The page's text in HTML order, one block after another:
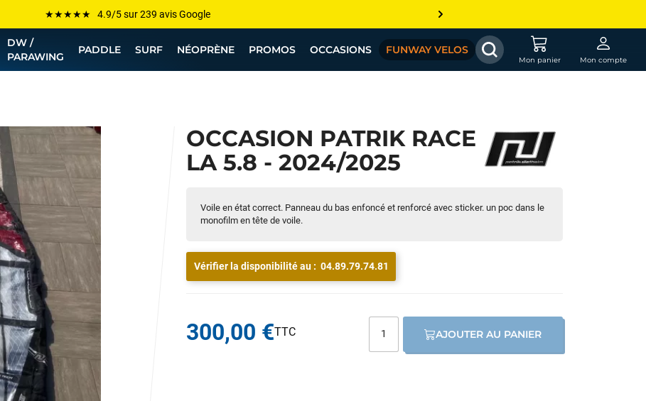
Les plus grandes marques sont chez Funway
Jusqu’à -75% de remise sur le windsurf, wingfoil, etc...
💰 Meilleur prix garanti — Moins cher ailleurs ? On s’aligne !
DW /
PARAWING
PADDLE SURF NÉOPRÈNE PROMOS OCCASIONS FUNWAY VELOS
Mon panier Mon compte
OCCASION PATRIK RACE
LA 5.8 - 2024/2025
Voile en état correct. Panneau du bas enfoncé et renforcé avec sticker. un poc dans le
monofilm en tête de voile.
Vérifier la disponibilité au : 04.89.79.74.81
300,00 € AJOUTER AU PANIER